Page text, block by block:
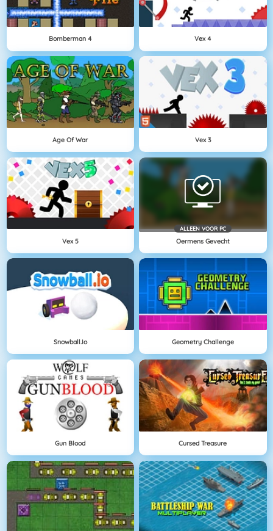
Bomberman 4 Vex 4
Age Of War Vex 3
Vex 5
ALLEEN VOOR PC
Oermens Gevecht
Snowball.io Geometry Challenge
Gun Blood Cursed Treasure